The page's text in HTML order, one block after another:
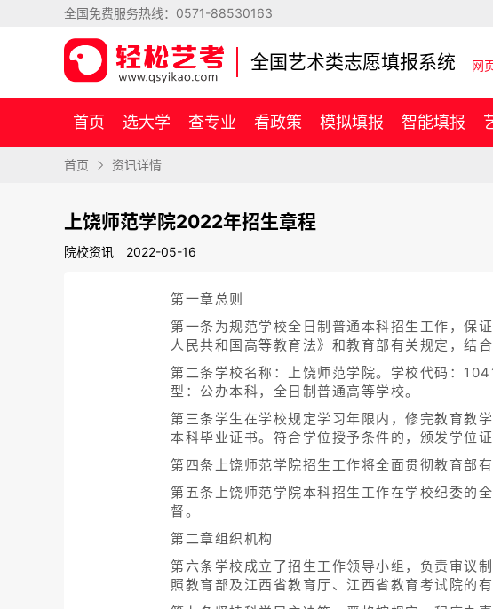
全国免费服务热线： 0571-88530163
全国艺术类志愿填报系统 网
首页 选大学 查专业 看政策 模拟填报 智能填报
首页 资讯详情
上饶师范学院2022年招生章程
院校资讯 2022-05-16
第一章总则
第一条为规范学校全日制普通本科招生工作，保
人民共和国高等教育法》和教育部有关规定，结
第二条学校名称：上饶师范学院。学校代码：
型：公办本科，全日制普通高等学校。
第三条学生在学校规定学习年限内，修完教育教
本科毕业证书。符合学位授予条件的，颁发学位证
第四条上饶师范学院招生工作将全面贯彻教育部
第五条上饶师范学院本科招生工作在学校纪委的
督。
第二章组织机构
第六条学校成立了招生工作领导小组，负责审议
照教育部及江西省教育厅、江西省教育考试院的